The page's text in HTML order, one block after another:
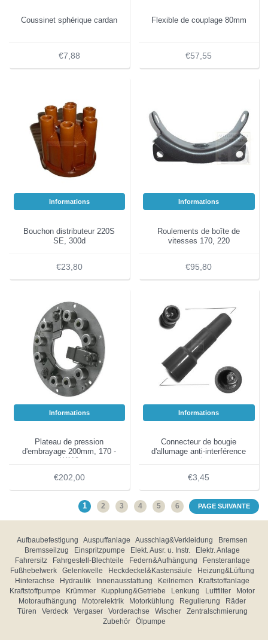
Coussinet sphérique cardan
€7,88
Flexible de couplage 80mm
€57,55
Informations
Bouchon distributeur 220S
SE, 300d
€23,80
Informations
Roulements de boîte de
vitesses 170, 220
€95,80
Informations
Plateau de pression
d'embrayage 200mm, 170 -
W110
€202,00
Informations
Connecteur de bougie
d'allumage anti-interférence
noir
€3,45
1 2 3 4 5 6 PAGE SUIVANTE
Aufbaubefestigung Auspuffanlage Ausschlag&Verkleidung
Bremsen
Bremsseilzug
Einspritzpumpe Elekt. Ausr. u. Instr.
Elektr. Anlage
Fahrersitz
Fahrgestell-Blechteile Federn&Aufhängung
Fensteranlage
Fußhebelwerk
Gelenkwelle Heckdeckel&Kastensäule
Heizung&Lüftung
Hinterachse
Hydraulik Innenausstattung Keilriemen
Kraftstoffanlage
Kraftstoffpumpe
Krümmer Kupplung&Getriebe Lenkung Luftfilter
Motor
Motoraufhängung
Motorelektrik Motorkühlung Regulierung
Räder
Türen
Verdeck Vergaser Vorderachse Wischer
Zentralschmierung
Zubehör
Ölpumpe